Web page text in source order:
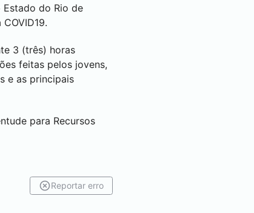
Estado do Rio de
3 (três) horas
feitas pelos jovens,
e as principais
para Recursos
Reportar erro